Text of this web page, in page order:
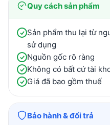
Quy cách sản phẩm
Sản phẩm thu lại từ
sử dụng
Nguồn gốc rõ ràng
Không có bất cứ tài
Giá đã bao gồm thuế
Bảo hành & đổi trả